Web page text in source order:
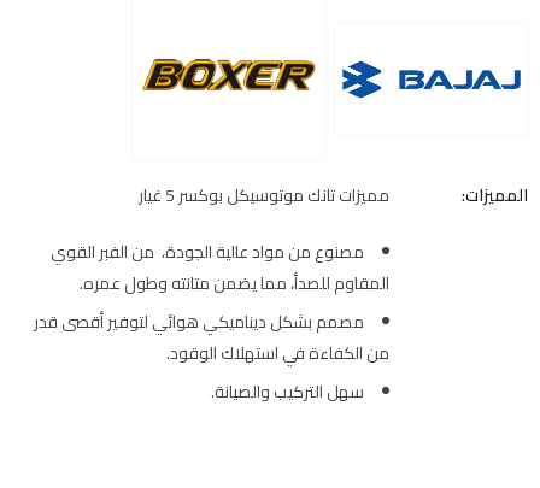
المميزات:
مميزات تانك موتوسيكل بوكسر 5 غيار
مصنوع من مواد عالية الجودة، من الفبر القوي
المقاوم للصدأ، مما يضمن متانته وطول عمره.
مصمم بشكل ديناميكي هوائي لتوفير أقصى قدر
من الكفاءة في استهلاك الوقود.
سهل التركيب والصيانة.